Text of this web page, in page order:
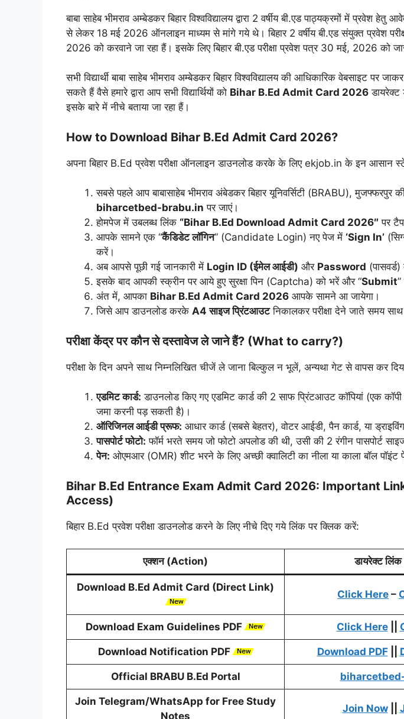
बाबा साहेब भीमराव अम्बेडकर बिहार विश्वविद्यालय द्वारा 2 वर्षीय बी.एड पाठ्यक्रमों में प्रवेश
से लेकर 18 मई 2026 ऑनलाइन माध्यम से मांगे गये थे। बिहार 2 वर्षीय बी.एड संयुक्त प्रवेश
2026 को करवाने जा रहा हैं। इसके लिए बिहार बी.एड परीक्षा प्रवेश पत्र 30 मई, 2026 को
सभी विद्यार्थी बाबा साहेब भीमराव अम्बेडकर बिहार विश्वविद्यालय की आधिकारिक वेबसाइट पर
सकते हैं वैसे हमारे द्वारा आप सभी विद्यार्थियों को Bihar B.Ed Admit Card 2026
इसके बारे में नीचे बताया जा रहा हैं।
How to Download Bihar B.Ed Admit Card 2026?
अपना बिहार B.Ed प्रवेश परीक्षा ऑनलाइन डाउनलोड करके के लिए ekjob.in के इन आसान
सबसे पहले आप बाबासाहेब भीमराव अंबेडकर बिहार यूनिवर्सिटी (BRABU), मुजफ्फरपुर
biharcetbed-brabu.in पर जाएं।
होमपेज में उबलब्ध लिंक “Bihar B.Ed Download Admit Card 2026″ पर
आपके सामने एक “कैंडिडेट लॉगिन” (Candidate Login) नए पेज में ‘Sign In’
करें।
अब आपसे पूछी गई जानकारी में Login ID (ईमेल आईडी) और Password
इसके बाद आपकी स्क्रीन पर आये हुए सुरक्षा पिन (Captcha) को भरें और “Submit
अंत में, आपका Bihar B.Ed Admit Card 2026 आपके सामने आ जायेगा।
जिसे आप डाउनलोड करके A4 साइज प्रिंटआउटनिकालकर परीक्षा देने जाते समय
परीक्षा केंद्र पर कौन से दस्तावेज ले जाने हैं? (What to carry?)
परीक्षा के दिन अपने साथ निम्नलिखित चीजें ले जाना बिल्कुल न भूलें, अन्यथा गेट से वापस कर
एडमिट कार्ड: डाउनलोड किए गए एडमिट कार्ड की 2 साफ प्रिंटआउट कॉपियां (एक
जमा करनी पड़ सकती है)।
ऑरिजिनल आईडी प्रूफ: आधार कार्ड (सबसे बेहतर), वोटर आईडी, पैन कार्ड, या
पासपोर्ट फोटो: फॉर्म भरते समय जो फोटो अपलोड की थी, उसी की 2 रंगीन पासपोर्ट
पेन: ओएमआर (OMR) शीट भरने के लिए अच्छी क्वालिटी का नीला या काला बॉल
Bihar B.Ed Entrance Exam Admit Card 2026: Important
Access)
बिहार B.Ed प्रवेश परीक्षा डाउनलोड करने के लिए नीचे दिए गये लिंक पर क्लिक करें:
एक्शन (Action) डायरेक्ट
Download B.Ed Admit Card (Direct Link)
Click Here –
Download Exam Guidelines PDF Click Here||
Download Notification PDF Download PDF||
Official BRABU B.Ed Portal
Join Telegram/WhatsApp for Free Study
Notes
Join Now||